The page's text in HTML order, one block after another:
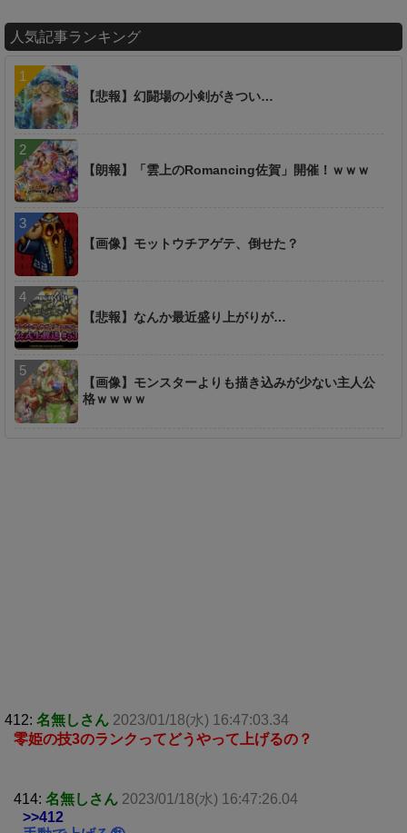
人気記事ランキング
【悲報】幻闘場の小剣がきつい…
【朗報】「雲上のRomancing佐賀」開催！ｗｗｗ
【画像】モットウチアゲテ、倒せた？
【悲報】なんか最近盛り上がりが…
【画像】モンスターよりも描き込みが少ない主人公
格ｗｗｗｗ
412: 名無しさん 2023/01/18(水) 16:47:03.34
零姫の技3のランクってどうやって上げるの？
414: 名無しさん 2023/01/18(水) 16:47:26.04
>>412